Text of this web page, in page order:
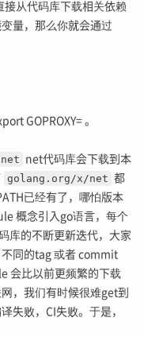
接从代码库下载相关依赖
量，那么你就会通过
GOPROXY= 。
net代码库会下载到本
golang.org/x/net 都
已经有了，哪怕版本
概念引入go语言，每个
库的不断更新迭代，大家
不同的tag 或者 commit
会比以前更频繁的下载
，我们有时候很难get到
失败，CI失败。于是，